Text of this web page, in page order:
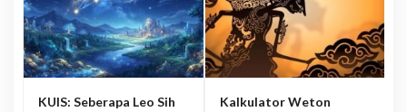
KUIS: Seberapa Leo Sih
Kalkulator Weton